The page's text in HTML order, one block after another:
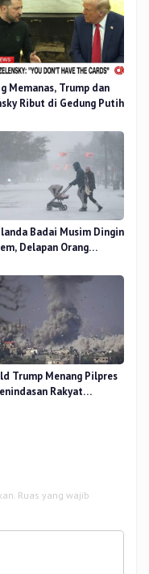
Memanas, Trump dan
Ribut di Gedung Putih
Badai Musim Dingin
Delapan Orang
Trump Menang Pilpres
Rakyat
Ruas yang wajib